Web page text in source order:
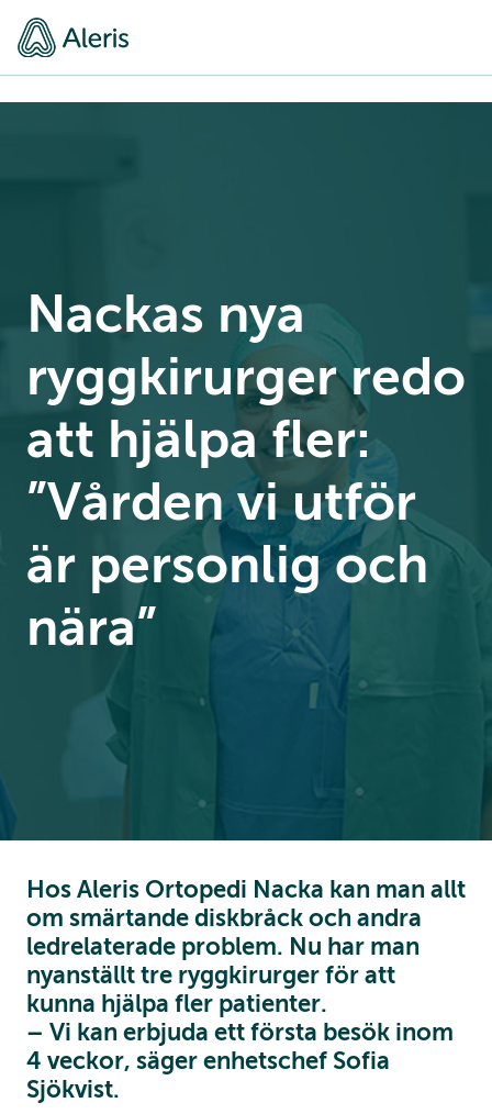
Nackas nya
ryggkirurger redo
att hjälpa fler:
”Vården vi utför
är personlig och
nära”
Hos Aleris Ortopedi Nacka kan man allt
om smärtande diskbråck och andra
ledrelaterade problem. Nu har man
nyanställt tre ryggkirurger för att
kunna hjälpa fler patienter.
– Vi kan erbjuda ett första besök inom
4 veckor, säger enhetschef Sofia
Sjökvist.